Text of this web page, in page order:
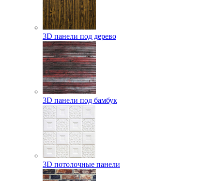
3D панели под дерево
3D панели под бамбук
3D потолочные панели